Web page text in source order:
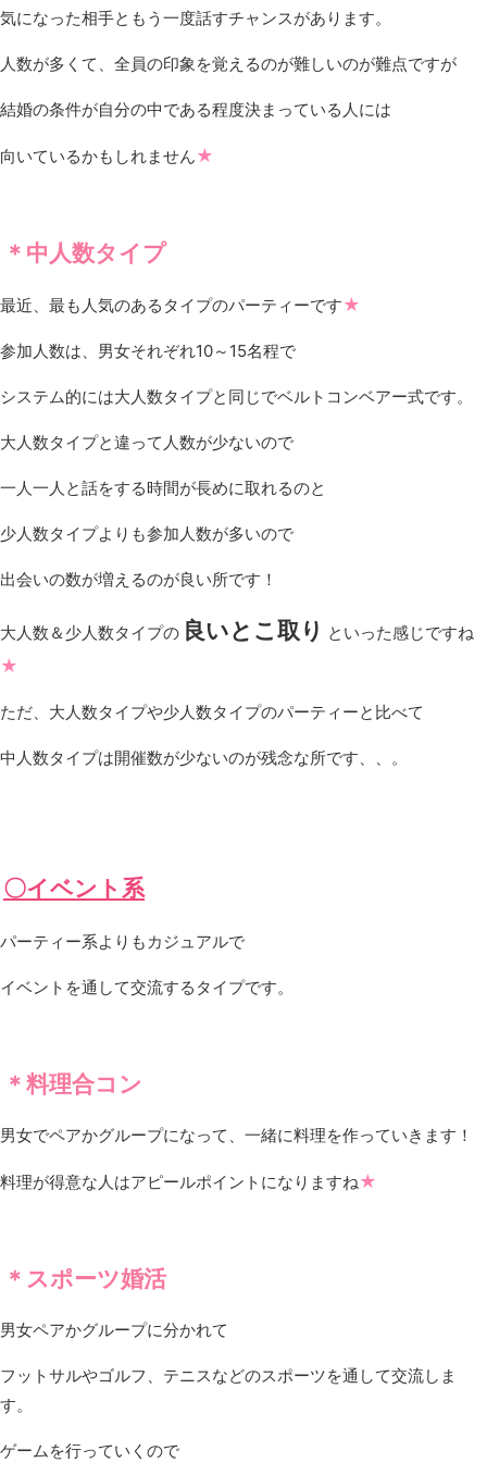
気になった相手ともう一度話すチャンスがあります。
人数が多くて、全員の印象を覚えるのが難しいのが難点ですが
結婚の条件が自分の中である程度決まっている人には
向いているかもしれません★
＊中人数タイプ
最近、最も人気のあるタイプのパーティーです★
参加人数は、男女それぞれ10～15名程で
システム的には大人数タイプと同じでベルトコンベアー式です。
大人数タイプと違って人数が少ないので
一人一人と話をする時間が長めに取れるのと
少人数タイプよりも参加人数が多いので
出会いの数が増えるのが良い所です！
大人数＆少人数タイプの 良いとこ取り といった感じですね
★
ただ、大人数タイプや少人数タイプのパーティーと比べて
中人数タイプは開催数が少ないのが残念な所です、、。
〇イベント系
パーティー系よりもカジュアルで
イベントを通して交流するタイプです。
＊料理合コン
男女でペアかグループになって、一緒に料理を作っていきます！
料理が得意な人はアピールポイントになりますね★
＊スポーツ婚活
男女ペアかグループに分かれて
フットサルやゴルフ、テニスなどのスポーツを通して交流しま
す。
ゲームを行っていくので